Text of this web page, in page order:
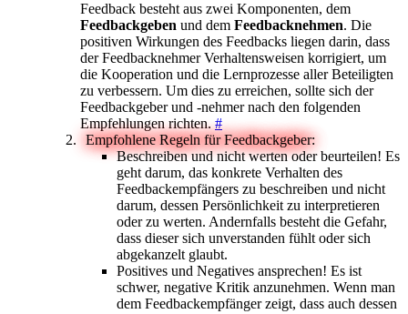
Feedback besteht aus zwei Komponenten, dem
Feedbackgeben und dem Feedbacknehmen. Die
positiven Wirkungen des Feedbacks liegen darin, dass
der Feedbacknehmer Verhaltensweisen korrigiert, um
die Kooperation und die Lernprozesse aller Beteiligten
zu verbessern. Um dies zu erreichen, sollte sich der
Feedbackgeber und -nehmer nach den folgenden
Empfehlungen richten.#
Empfohlene Regeln für Feedbackgeber:
Beschreiben und nicht werten oder beurteilen! Es
geht darum, das konkrete Verhalten des
Feedbackempfängers zu beschreiben und nicht
darum, dessen Persönlichkeit zu interpretieren
oder zu werten. Andernfalls besteht die Gefahr,
dass dieser sich unverstanden fühlt oder sich
abgekanzelt glaubt.
Positives und Negatives ansprechen! Es ist
schwer, negative Kritik anzunehmen. Wenn man
dem Feedbackempfänger zeigt, dass auch dessen